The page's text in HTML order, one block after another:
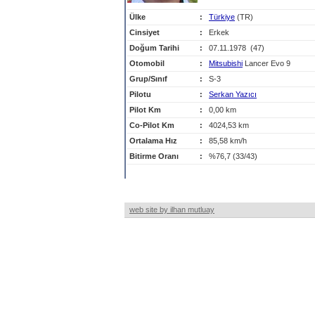
Ülke : Türkiye (TR)
Cinsiyet
:
Erkek
Doğum Tarihi
:
07.11.1978 (47)
Otomobil
: Mitsubishi Lancer Evo 9
Grup/Sınıf
:
S-3
Pilotu
:
Serkan Yazıcı
Pilot Km
:
0,00 km
Co-Pilot Km
:
4024,53 km
Ortalama Hız
:
85,58 km/h
Bitirme Oranı
: %76,7 (33/43)
web site by ilhan mutluay